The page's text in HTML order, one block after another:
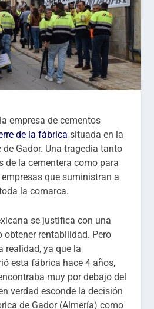
empresa de cementos
de la fábrica situada en la
Gador. Una tragedia tanto
de la cementera como para
que suministran a
la comarca.
se justifica con una
obtener rentabilidad. Pero
realidad, ya que la
esta fábrica hace 4 años,
muy por debajo del
verdad esconde la decisión
de Gador (Almería) como